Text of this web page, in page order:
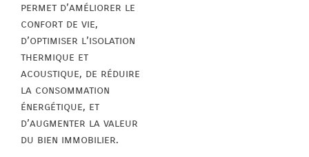
permet d’améliorer le
confort de vie,
d’optimiser l’isolation
thermique et
acoustique, de réduire
la consommation
énergétique, et
d’augmenter la valeur
du bien immobilier.